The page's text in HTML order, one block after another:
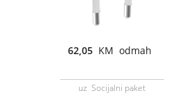
62,05 KM odmah
uz Socijalni paket